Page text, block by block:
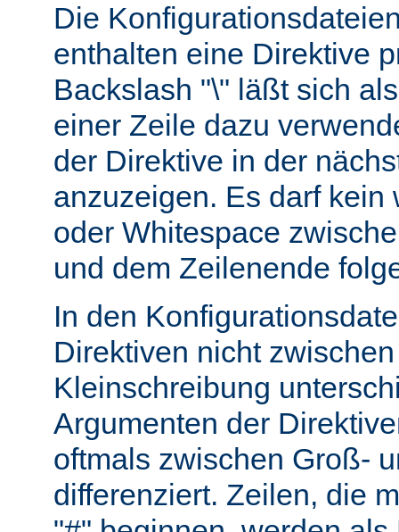
Die
enthalten eine Direktive
Backslash "\" läßt sich
einer Zeile dazu
der Direktive in der
anzuzeigen. Es darf kein
oder Whitespace
und dem Zeilenende
In den
Direktiven nicht
Kleinschreibung
Argumenten der
oftmals zwischen Groß-
differenziert. Zeilen, die